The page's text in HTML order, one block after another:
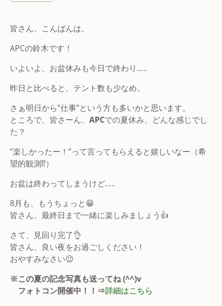
皆さん、こんばんは。
APCの鈴木です！
いよいよ、お盆休みも今日で終わり…..
昨日と比べると、テント数も少なめ。
さぁ明日から”仕事”という方も多いかと思います。
ところで、皆さーん、 APCでの夏休み、どんな感じでし
た？
”楽しかったー！”って言ってもらえると嬉しいなー（希
望的観測⁉）
お盆は終わってしまうけど…..
8月も、もうちょっと😁
皆さん、最終日まで一緒に楽しみましょう👍
さて、見回り完了👌
皆さん、良い夜をお過ごしください！
おやすみなさい😉
※この夏の記念写真も送ってね (^^)v
フォトコン開催中！！⇒詳細はこちら